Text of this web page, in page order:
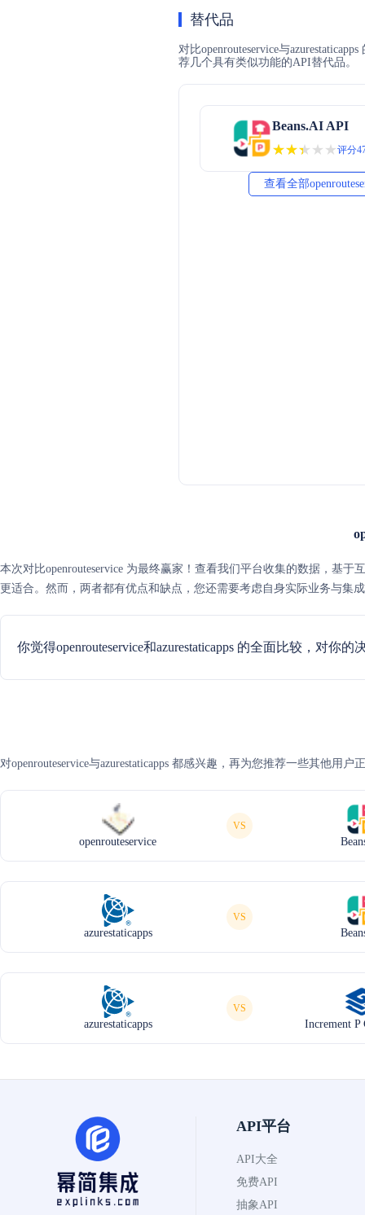
替代品
对比openrouteservice与
荐几个具有类似功能的API替代品。
Beans.AI API
★★★★★
★★★★★评分
查看全部
本次对比openrouteservice 为最终赢家！查看我们平台收集的数据，基于
更适合。然而，两者都有优点和缺点，您还需要考虑自身实际业务与集
你觉得openrouteservice和azurestaticapps 的全面比较，对你的
对openrouteservice与azurestaticapps 都感兴趣，再为您推荐一些其他用户
openrouteservice
VS
azurestaticapps
VS
azurestaticapps
VS
Increment P
API平台
API大全
免费API
抽象API